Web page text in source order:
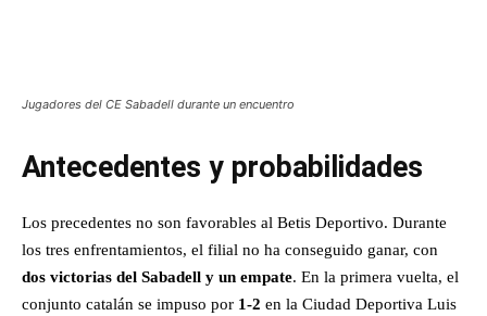
Jugadores del CE Sabadell durante un encuentro
Antecedentes y probabilidades
Los precedentes no son favorables al Betis Deportivo. Durante
los tres enfrentamientos, el filial no ha conseguido ganar, con
dos victorias del Sabadell y un empate. En la primera vuelta, el
conjunto catalán se impuso por 1-2 en la Ciudad Deportiva Luis